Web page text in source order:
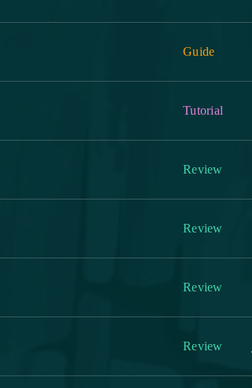
Guide
Tutorial
Review
Review
Review
Review